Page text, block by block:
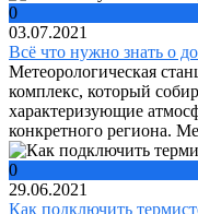
0
03.07.2021
Всё что нужно знать о
Метеорологическая
комплекс, который
характеризующие
конкретного региона.
0
29.06.2021
Как подключить